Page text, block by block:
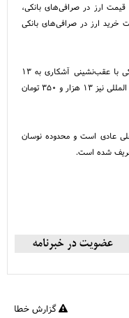
ارز در صرافی‌های بانکی،
خرید ارز در صرافی‌های بانکی
بر این اساس قیمت یورو نیز در صرافی‌های بانکی با عقب‌نشینی آشکاری به ۱۳
هزار و ۴۵۰ تومان رسید. قیمت خرید این ارز بین المللی نیز ۱۳ هزار و ۳۵۰ تومان
عادی است و محدوده نوسان
گزارش خطا